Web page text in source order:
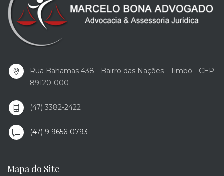
Rua Bahamas 438 - Bairro das Nações - Timbó - CEP
89120-000
(47) 3382-2422
(47) 9 9656-0793
Mapa do Site